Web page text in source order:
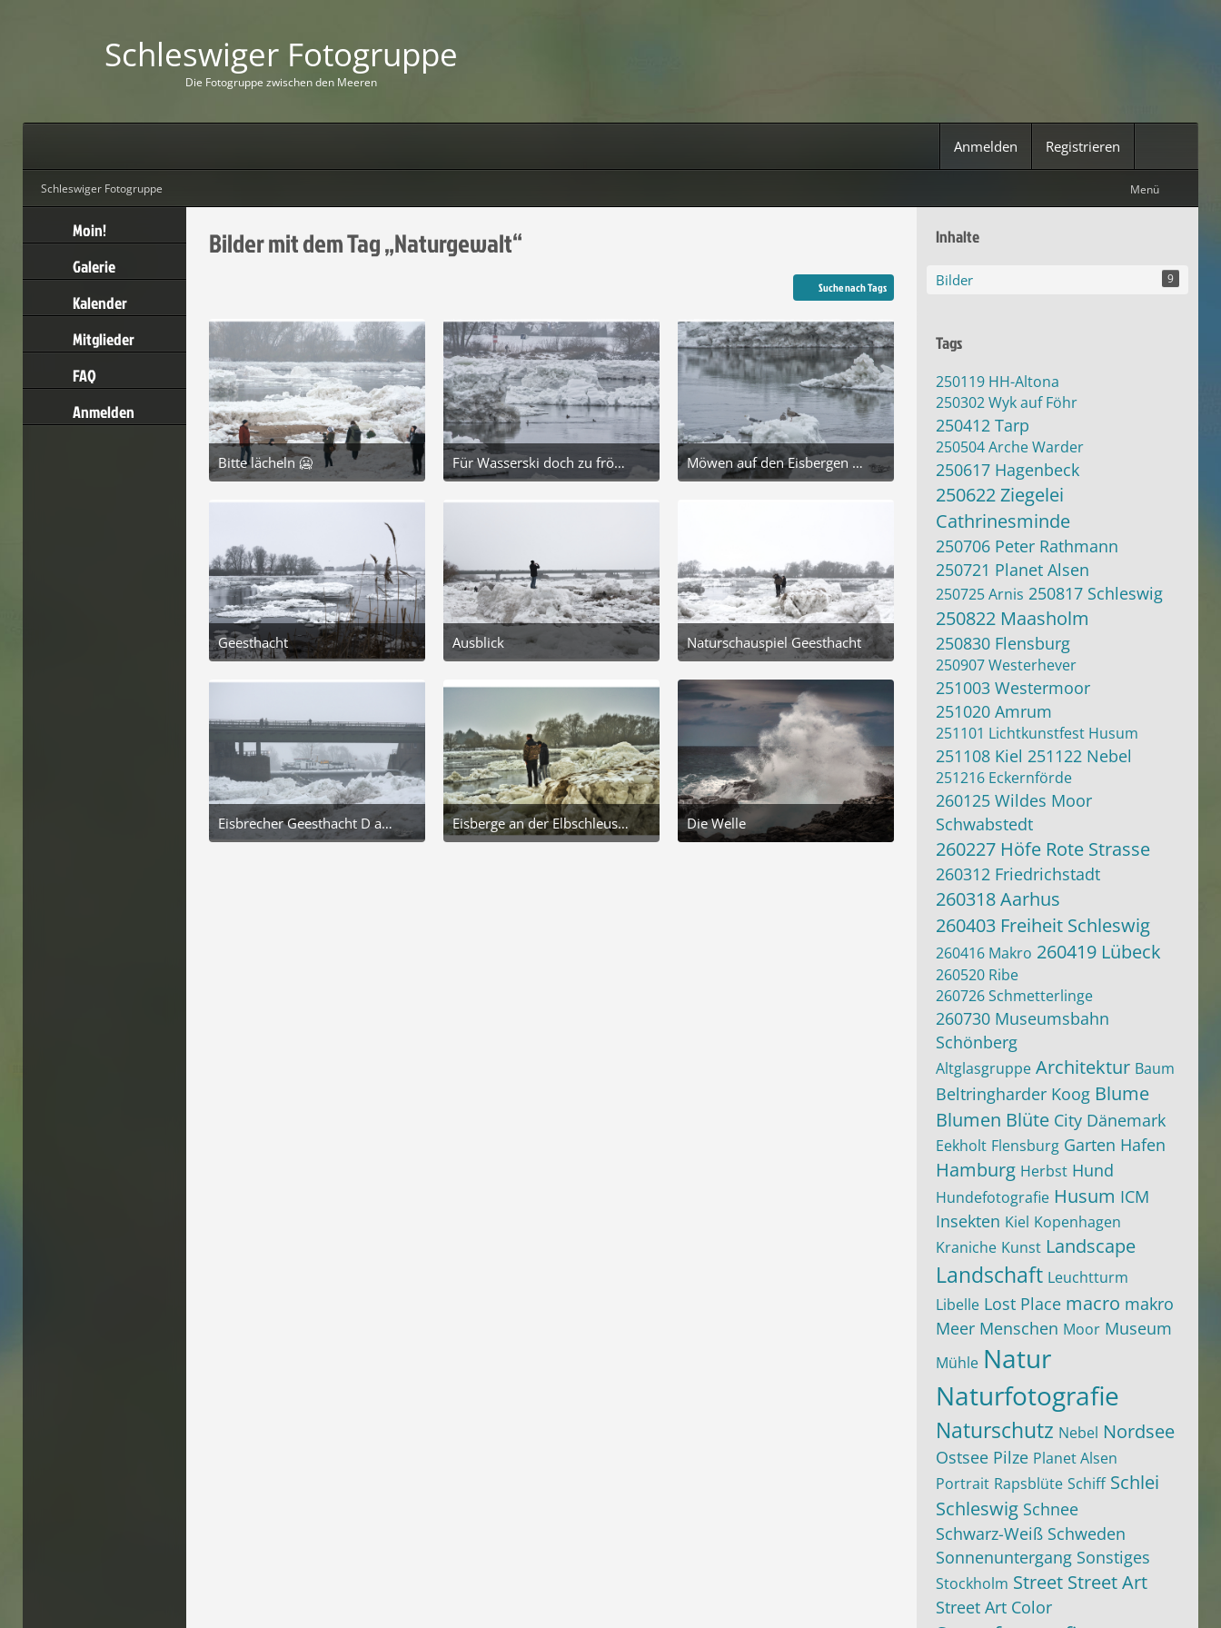
Schleswiger Fotogruppe
Die Fotogruppe zwischenden Meeren
Anmelden Registrieren
Schleswiger Fotogruppe Menü
Moin!
Galerie
Kalender
Mitglieder
FAQ
Anmelden
Bilder mit dem Tag „Naturgewalt“
Suche nach Tags
Bitte lächeln 🥶
8. Februar 2026 um 13:02
Für Wasserski doch zu fröstelig 🥶
8. Februar 2026 um 13:02
Möwen auf den Eisbergen an der Geesthachter Elbschleuse
8. Februar 2026 um 13:02
Geesthacht
8. Februar 2026 um 13:02
5
Ausblick
8. Februar 2026 um 13:02
Naturschauspiel Geesthacht
8. Februar 2026 um 13:02
7
Eisbrecher Geesthacht D an der Elbschleuse
8. Februar 2026 um 13:02
Eisberge an der Elbschleuse Geesthacht 🧊 Die Welle
Inhalte
Bilder 9
Tags
250119 HH-Altona
250302 Wyk auf Föhr
250412 Tarp
250504 Arche Warder
250617 Hagenbeck
250622 Ziegelei
Cathrinesminde
250706 Peter Rathmann
250721 Planet Alsen
250725 Arnis 250817 Schleswig
250822 Maasholm
250830 Flensburg
250907 Westerhever
251003 Westermoor
251020 Amrum
251101 Lichtkunstfest Husum
251108 Kiel 251122 Nebel
251216 Eckernförde
260125 Wildes Moor
Schwabstedt
260227 Höfe Rote Strasse
260312 Friedrichstadt
260318 Aarhus
260403 Freiheit Schleswig
260416 Makro 260419 Lübeck
260520 Ribe
260726 Schmetterlinge
260730 Museumsbahn
Schönberg
Altglasgruppe Architektur Baum
Beltringharder Koog Blume
Blumen Blüte City Dänemark
Eekholt Flensburg Garten Hafen
Hamburg Herbst Hund
Hundefotografie Husum ICM
Insekten Kiel Kopenhagen
Kraniche Kunst Landscape
Landschaft Leuchtturm
Libelle Lost Place macro makro
Meer Menschen Moor Museum
Mühle Natur
Naturfotografie
Naturschutz Nebel Nordsee
Ostsee Pilze Planet Alsen
Portrait Rapsblüte Schiff Schlei
Schleswig Schnee
Schwarz-Weiß Schweden
Sonnenuntergang Sonstiges
Stockholm Street Street Art
Street Art Color